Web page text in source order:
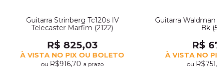
Guitarra Strinberg Tc120s IV
Telecaster Marfim (2122)
R$ 825,03
À VISTA NO PIX OU BOLETO
ou R$916,70 a prazo
Guitarra
Bk
R$
À VISTA NO
ou